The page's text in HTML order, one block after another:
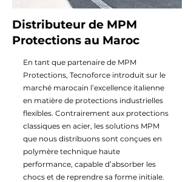
Distributeur de MPM
Protections au Maroc
En tant que partenaire de MPM
Protections, Tecnoforce introduit sur le
marché marocain l’excellence italienne
en matière de protections industrielles
flexibles. Contrairement aux protections
classiques en acier, les solutions MPM
que nous distribuons sont conçues en
polymère technique haute
performance, capable d’absorber les
chocs et de reprendre sa forme initiale.